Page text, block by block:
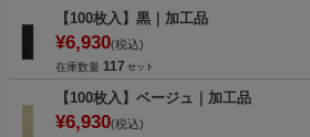
【100枚入】黒｜加工品
¥6,930 税込
在庫数量 117
【100枚入】ベージュ｜加工品
¥6,930 税込